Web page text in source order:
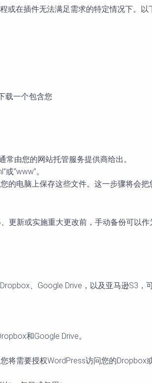
在插件无法满足需求的特定情况下。
载一个包含您
由您的网站托管服务提供商给出。
“www”。
的电脑上保存这些文件。这一步骤将会
更新或实施重大更改前，手动备份可以
、Google Drive，以及亚马逊S3，
和Google Drive。
需要授权WordPress访问您的Dropbox